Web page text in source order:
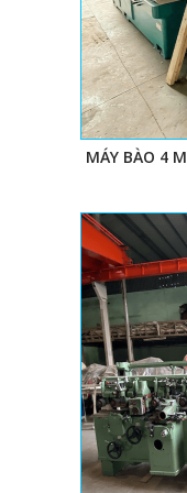
niềm tin?
Máy bào gỗ 4 mặt
siêu phẩm bào
và cạnh trong
nghiệp không
nhằm nâng cao
II. LỢI ÍCH CỦA
Không ai có thể
gian và nhân công
cao củamáy bào.
Máy bào 4 mặtcách
1 lúc trên 1 máy
việc. Quy trình
nhưng thành
MÁY BÀO 4